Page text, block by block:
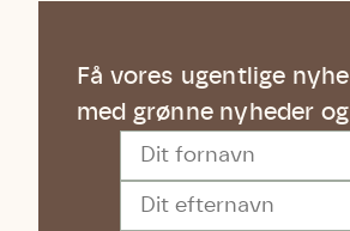
Få vores ugentlige
med grønne nyheder
Dit fornavn
Dit efternavn